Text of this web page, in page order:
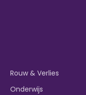
Rouw & Verlies
Onderwijs